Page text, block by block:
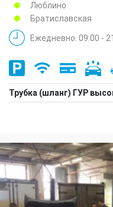
Люблино
Братиславская
Ежедневно: 09:00 -
Трубка (шланг) ГУР